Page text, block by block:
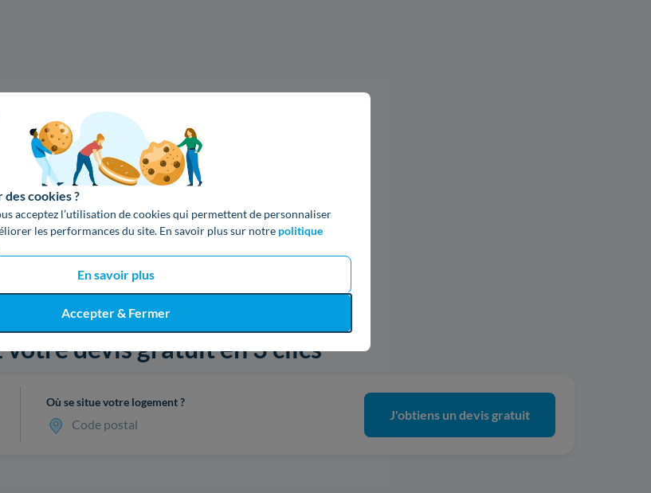
cookies ?
acceptez l’utilisation de cookies qui permettent de personnaliser
les performances du site. En savoir plus sur notre politique
En savoir plus
Accepter & Fermer
votre devis gratuit en 3 clics
Où se situe votre logement ?
Code postal
J'obtiens un devis gratuit